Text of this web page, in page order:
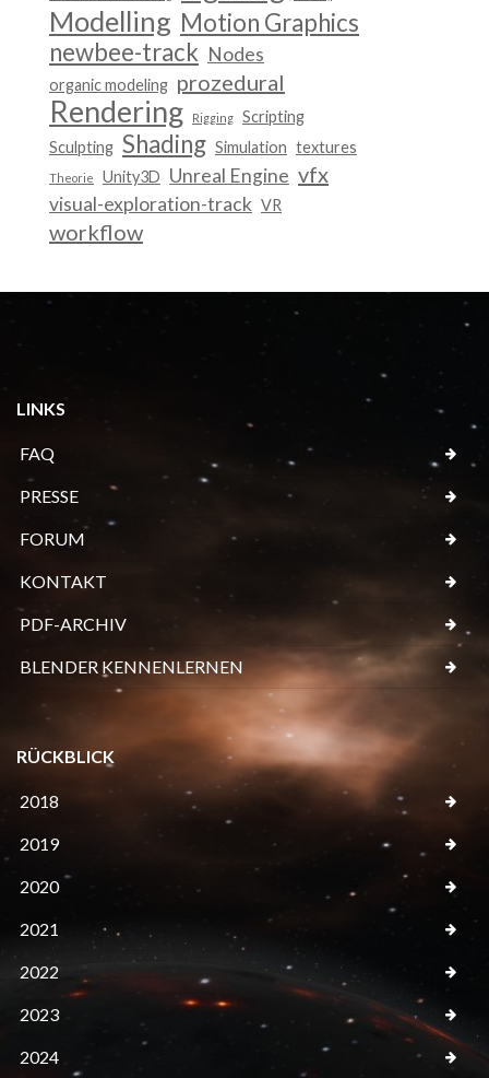
Modelling Motion Graphics
newbee-track Nodes
organic modeling prozedural
Rendering Rigging
Scripting
Sculpting Shading Simulation textures
Theorie Unity3D Unreal Engine vfx
visual-exploration-track VR
workflow
LINKS
FAQ
PRESSE
FORUM
KONTAKT
PDF-ARCHIV
BLENDER KENNENLERNEN
RÜCKBLICK
2018
2019
2020
2021
2022
2023
2024